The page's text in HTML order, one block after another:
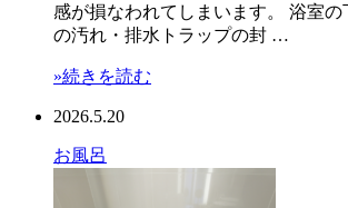
感が損なわれてしまいます。 浴室の
の汚れ・排水トラップの封 …
»続きを読む
2026.5.20
お風呂